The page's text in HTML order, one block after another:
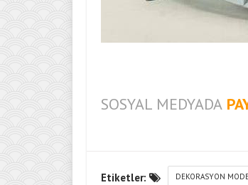
SOSYAL MEDYADA
Etiketler: DEKORASYON